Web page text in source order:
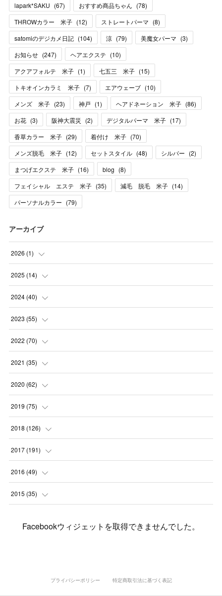
lapark*SAKU (67) おすすめ商品ちゃん (78)
THROWカラー 米子 (12) ストレートパーマ (8)
satomiのデジカメ日記 (104) 涼 (79) 美魔女パーマ (3)
お知らせ (247) ヘアエクステ (10)
アクアフォルテ 米子 (1) 七五三 米子 (15)
トキオインカラミ 米子 (7) エアウェーブ (10)
メンズ 米子 (23) 神戸 (1) ヘアドネーション 米子 (86)
お花 (3) 阪神大震災 (2) デジタルパーマ 米子 (17)
香草カラー 米子 (29) 着付け 米子 (70)
メンズ脱毛 米子 (12) セットスタイル (48) シルバー (2)
まつげエクステ 米子 (16) blog (8)
フェイシャル エステ 米子 (35) 減毛 脱毛 米子 (14)
パーソナルカラー (79)
アーカイブ
2026 (1)
(1
2025 (14)
(10 )
(1
(1
(2
2024 (40)
(1
(1
(3
(2
(1)
(5)
(8)
2023 (55)
(2
(4
(3
(3
(8)
(6)
2022 (70)
(7
(11 )
(8
(1)
(3)
2021 (35)
(5
(7
(5)
(3)
(3)
2020 (62)
(6
(9)
(7)
(4
(6)
2019 (75)
(1)
(2)
(6
(7
(15)
(10)
2018 (126)
(6)
(12 )
(7
2017 (191)
(12 )
(11 )
2016 (49)
(2
2015 (35)
Facebookウィジェットを取得できませんでした。
プライバシーポリシー 特定商取引法に基づく表記